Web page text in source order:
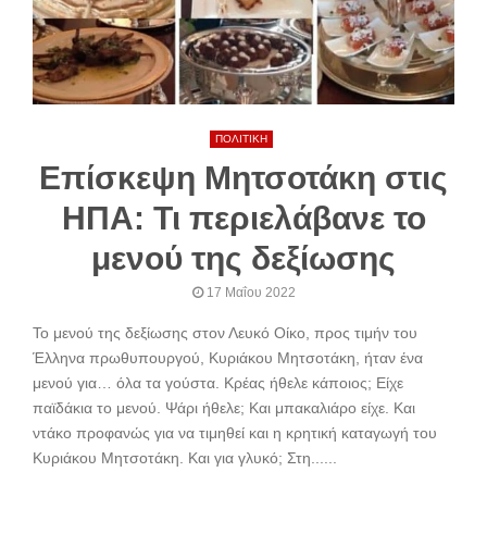
ΠΟΛΙΤΙΚΗ
Επίσκεψη Μητσοτάκη στις
ΗΠΑ: Τι περιελάβανε το
μενού της δεξίωσης
17 Μαΐου 2022
Το μενού της δεξίωσης στον Λευκό Οίκο, προς τιμήν του
Έλληνα πρωθυπουργού, Κυριάκου Μητσοτάκη, ήταν ένα
μενού για… όλα τα γούστα. Κρέας ήθελε κάποιος; Είχε
παϊδάκια το μενού. Ψάρι ήθελε; Και μπακαλιάρο είχε. Και
ντάκο προφανώς για να τιμηθεί και η κρητική καταγωγή του
Κυριάκου Μητσοτάκη. Και για γλυκό; Στη......